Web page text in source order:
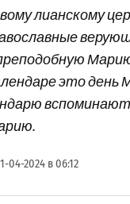
лианскому
это день
04-2024 в 06:12